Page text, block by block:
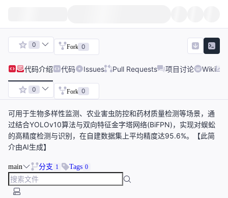
0 Fork 0
代码介绍 代码 Issues Pull Requests 项目讨论 Wiki
0 Fork 0
可用于生物多样性监测、农业害虫防控和药材质量检测等场景，通
过结合YOLOv10算法与双向特征金字塔网络(BiFPN)，实现对蜈蚣
的高精度检测与识别，在自建数据集上平均精度达95.6%。【此简
介由AI生成】
main 分支 1 Tags 0